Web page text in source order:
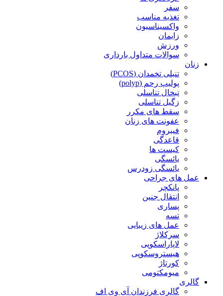
سفر
تغذیه مناسب
واکسیناسیون
زایمان
ورزش
سوالات متداول بارداری
زنان
تنبلی تخمدان (PCOS)
پولیپ رحم (polyp)
تبخال تناسلی
زگیل تناسلی
سقط های مکرر
عفونت های زنان
فیبروم
قاعدگی
کیست ها
یائسگی
یائسگی زودرس
عمل های جراحی
پانکچر
انتقال جنین
پساری
تسه
عمل های زیبایی
سرکلاژ
لاپاراسکوپی
هیستروسکوپی
کورتاژ
میومکتومی
گالری
گالری فرزندان آی وی اف